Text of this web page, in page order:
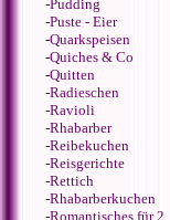
-Pudding
-Puste - Eier
-Quarkspeisen
-Quiches & Co
-Quitten
-Radieschen
-Ravioli
-Rhabarber
-Reibekuchen
-Reisgerichte
-Rettich
-Rhabarberkuchen
-Romantisches für 2